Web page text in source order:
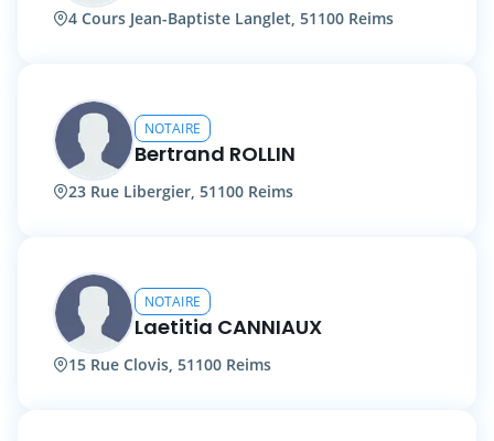
4 Cours Jean-Baptiste Langlet, 51100 Reims
NOTAIRE
Bertrand ROLLIN
23 Rue Libergier, 51100 Reims
NOTAIRE
Laetitia CANNIAUX
15 Rue Clovis, 51100 Reims